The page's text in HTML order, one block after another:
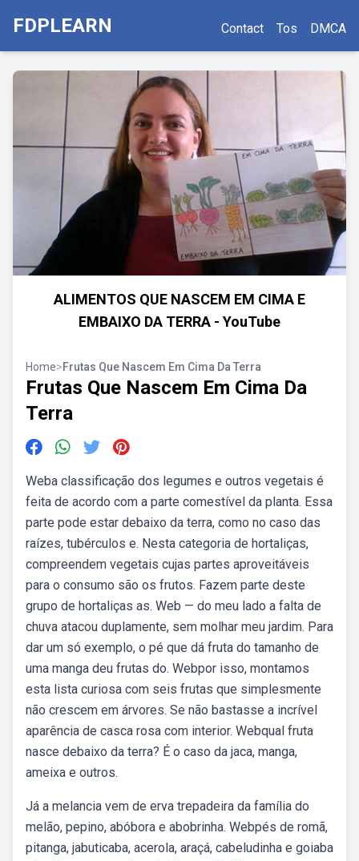
FDPLEARN Contact Tos DMCA
ALIMENTOS QUE NASCEM EM CIMA E
EMBAIXO DA TERRA - YouTube
Home>Frutas Que Nascem Em Cima Da Terra
Frutas Que Nascem Em Cima Da
Terra
Weba classificação dos legumes e outros vegetais é
feita de acordo com a parte comestível da planta. Essa
parte pode estar debaixo da terra, como no caso das
raízes, tubérculos e. Nesta categoria de hortaliças,
compreendem vegetais cujas partes aproveitáveis
para o consumo são os frutos. Fazem parte deste
grupo de hortaliças as. Web — do meu lado a falta de
chuva atacou duplamente, sem molhar meu jardim. Para
dar um só exemplo, o pé que dá fruta do tamanho de
uma manga deu frutas do. Webpor isso, montamos
esta lista curiosa com seis frutas que simplesmente
não crescem em árvores. Se não bastasse a incrível
aparência de casca rosa com interior. Webqual fruta
nasce debaixo da terra? É o caso da jaca, manga,
ameixa e outros.
Já a melancia vem de erva trepadeira da família do
melão, pepino, abóbora e abobrinha. Webpés de romã,
pitanga, jabuticaba, acerola, araçá, cabeludinha e goiaba